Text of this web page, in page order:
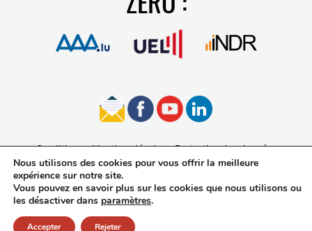
Conditions Mentions légales Protection des données
Accessibilité
Nous utilisons des cookies pour vous offrir la meilleure
expérience sur notre site.
Vous pouvez en savoir plus sur les cookies que nous utilisons ou
les désactiver dans paramètres.
Accepter Rejeter